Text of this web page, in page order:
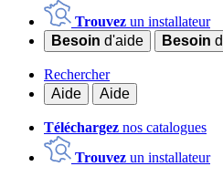
Trouvez un installateur
Besoin d'aide Besoin
Rechercher
Aide
Aide
Téléchargez nos catalogues
Trouvez un installateur